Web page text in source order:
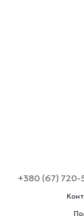
+380 (67) 720-